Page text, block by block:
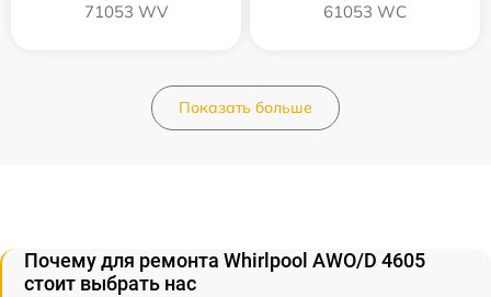
71053 WV
61053 WC
Показать больше
Почему для ремонта Whirlpool AWO/D 4605
стоит выбрать нас